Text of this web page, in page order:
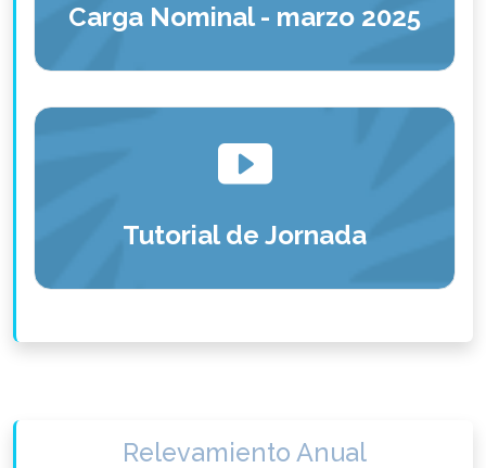
Carga Nominal - marzo 2025
Tutorial de Jornada
Relevamiento Anual